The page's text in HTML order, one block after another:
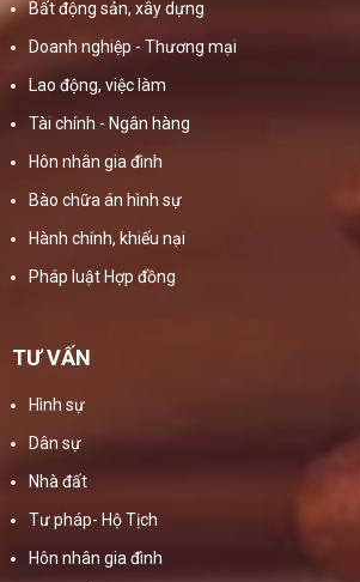
Bất động sản, xây dựng
Doanh nghiệp - Thương mại
Lao động, việc làm
Tài chính - Ngân hàng
Hôn nhân gia đình
Bào chữa án hình sự
Hành chính, khiếu nại
Pháp luật Hợp đồng
TƯ VẤN
Hình sự
Dân sự
Nhà đất
Tư pháp- Hộ Tịch
Hôn nhân gia đình